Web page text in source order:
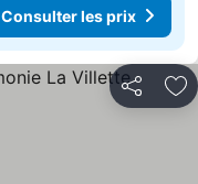
Consulter les prix
Partager